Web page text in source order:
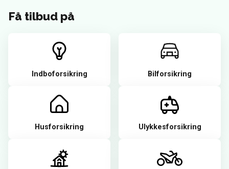
Få tilbud på
Indboforsikring Bilforsikring
Husforsikring Ulykkesforsikring